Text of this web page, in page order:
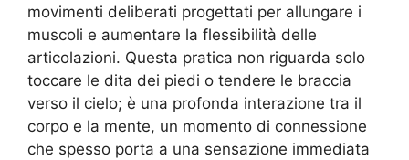
movimenti deliberati progettati per allungare i
muscoli e aumentare la flessibilità delle
articolazioni. Questa pratica non riguarda solo
toccare le dita dei piedi o tendere le braccia
verso il cielo; è una profonda interazione tra il
corpo e la mente, un momento di connessione
che spesso porta a una sensazione immediata